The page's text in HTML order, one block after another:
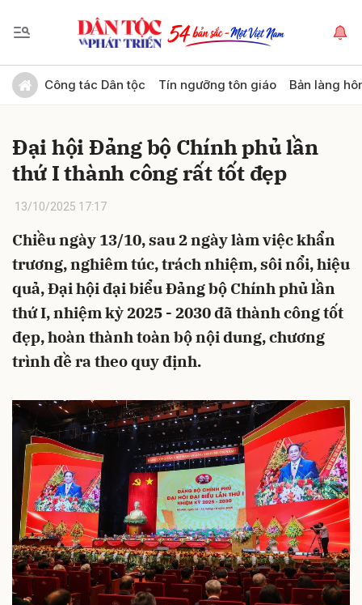
Công tác Dân tộc Tín ngưỡng tôn giáo Bản làng
Đại hội Đảng bộ Chính phủ lần
thứ I thành công rất tốt đẹp
13/10/2025 17:17
Chiều ngày 13/10, sau 2 ngày làm việc khẩn
trương, nghiêm túc, trách nhiệm, sôi nổi, hiệu
quả, Đại hội đại biểu Đảng bộ Chính phủ lần
thứ I, nhiệm kỳ 2025 - 2030 đã thành công tốt
đẹp, hoàn thành toàn bộ nội dung, chương
trình đề ra theo quy định.
Gửi bình luận
Hủy Gửi